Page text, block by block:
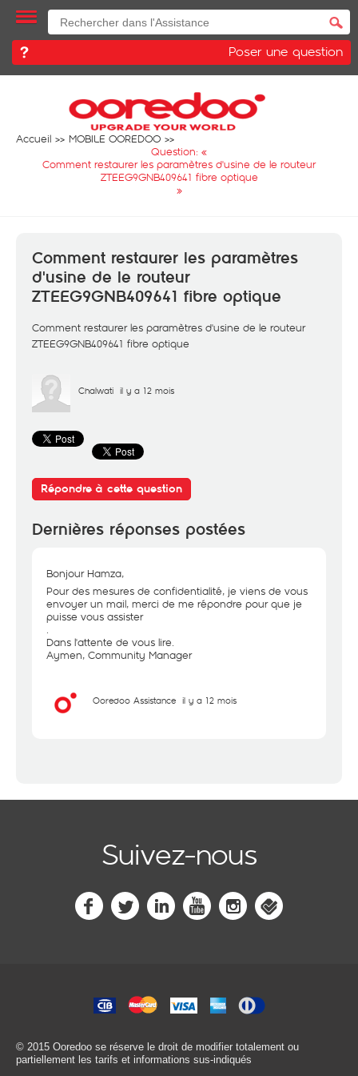
Poser une question
Accueil
MOBILE OOREDOO
Question: «
Comment restaurer les paramètres d'usine de le routeur
ZTEEG9GNB409641 fibre optique
»
Comment restaurer les paramètres
d'usine de le routeur
ZTEEG9GNB409641 fibre optique
Comment restaurer les paramètres d'usine de le routeur
ZTEEG9GNB409641 fibre optique
Chalwati il y a 12 mois
Répondre à cette question
Dernières réponses postées
Bonjour Hamza,
Pour des mesures de confidentialité, je viens de vous
envoyer un mail, merci de me répondre pour que je
puisse vous assister
.
Dans l'attente de vous lire.
Aymen, Community Manager
Ooredoo Assistance il y a 12 mois
Suivez-nous
© 2015 Ooredoo se réserve le droit de modifier totalement ou
partiellement les tarifs et informations sus-indiqués